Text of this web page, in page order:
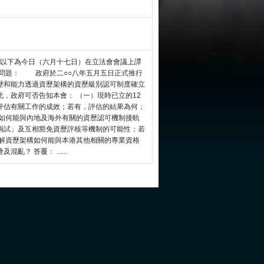
為今日（六月十七日）在立法會會議上譚
問題： 政府於二○○八年五月五日正式推行
能力透過資歷架構的資歷級別認可制度確立
政府可否告知本會： （一）現時已立的12
有關工作的成效；若有，評估的結果為何；
何能與內地及海外有關的資歷認可機制接軌
」及互相豁免資歷評核等機制的可能性；若
資歷架構如何能與本港其他相關的專業資格
混亂？ 答覆： ......